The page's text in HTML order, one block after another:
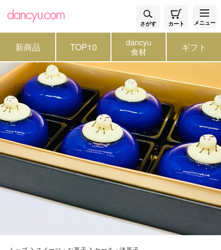
さがす カート メニュー
新商品 TOP10 dancyu
食材 ギフト